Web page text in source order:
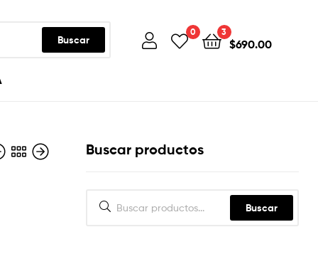
Buscar
0 3
$690.00
Buscar productos
Buscar